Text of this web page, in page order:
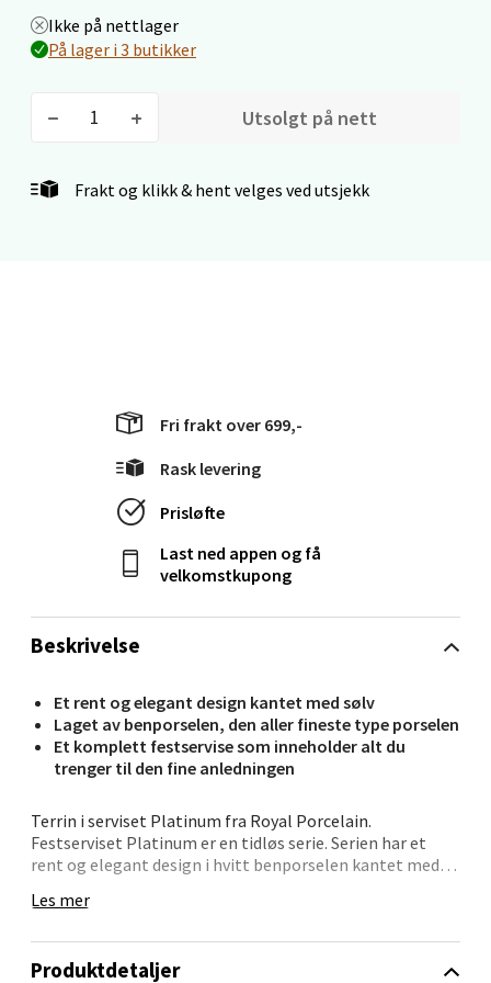
Ikke på nettlager
På lager i 3 butikker
Utsolgt på nett
Frakt og klikk & hent velges ved utsjekk
Beskrivelse
Et rent og elegant design kantet med sølv
Laget av benporselen, den aller fineste type porselen
Et komplett festservise som inneholder alt du
trenger til den fine anledningen
Terrin i serviset Platinum fra Royal Porcelain.
Festserviset Platinum er en tidløs serie. Serien har et
rent og elegant design i hvitt benporselen kantet med
kongelig porselen. Gjør stas på gjestene dine ved å
med produkter fra Royal Porcelains andre serier, som
Les mer
Fri frakt over 699,-
Rask levering
Prisløfte
Last ned appen og få
velkomstkupong
Produktdetaljer
Kristiansand - Markens
Kristiansand
Oslo - Linderud
Erich Mogensøns vei 38, 0594 Oslo
Åpent i dag 10-21
Bryne/Jæren - M44
Jupiterveien 2, 4340 Bryne
Åpent i dag 10-20
0 i butikk
Velg